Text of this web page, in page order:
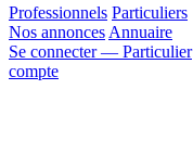
Professionnels Particuliers
Nos annonces Annuaire
Se connecter — Particulier
compte